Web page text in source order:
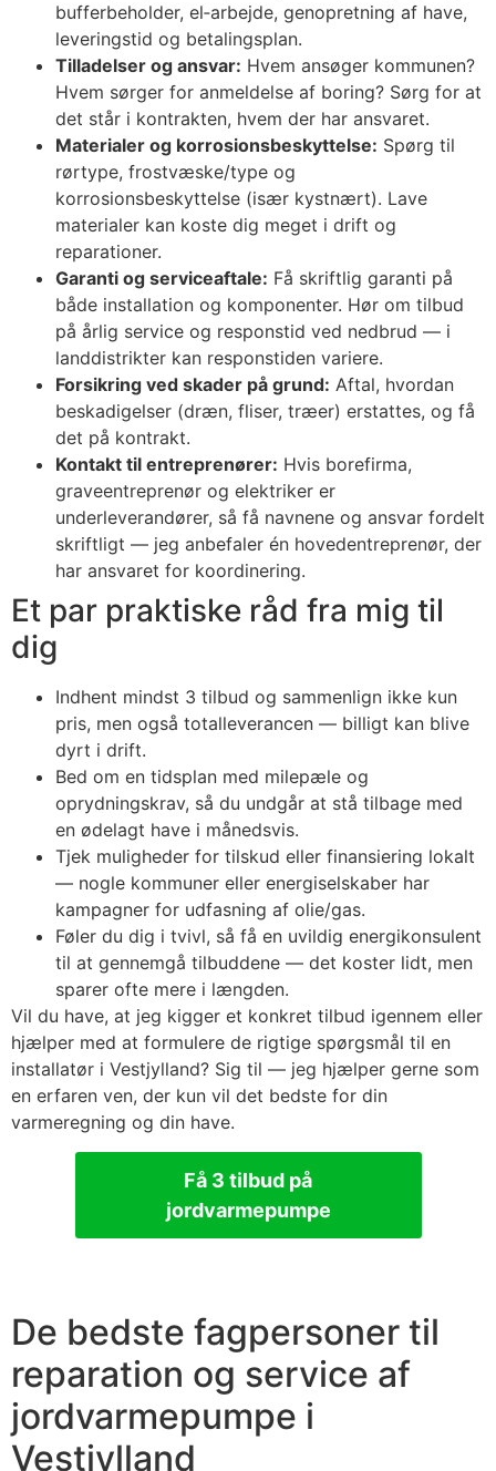
bufferbeholder, el‑arbejde, genopretning af have,
leveringstid og betalingsplan.
Tilladelser og ansvar: Hvem ansøger kommunen?
Hvem sørger for anmeldelse af boring? Sørg for at
det står i kontrakten, hvem der har ansvaret.
Materialer og korrosionsbeskyttelse: Spørg til
rørtype, frostvæske/type og
korrosionsbeskyttelse (især kystnært). Lave
materialer kan koste dig meget i drift og
reparationer.
Garanti og serviceaftale: Få skriftlig garanti på
både installation og komponenter. Hør om tilbud
på årlig service og responstid ved nedbrud — i
landdistrikter kan responstiden variere.
Forsikring ved skader på grund: Aftal, hvordan
beskadigelser (dræn, fliser, træer) erstattes, og få
det på kontrakt.
Kontakt til entreprenører: Hvis borefirma,
graveentreprenør og elektriker er
underleverandører, så få navnene og ansvar fordelt
skriftligt — jeg anbefaler én hovedentreprenør, der
har ansvaret for koordinering.
Et par praktiske råd fra mig til
dig
Indhent mindst 3 tilbud og sammenlign ikke kun
pris, men også totalleverancen — billigt kan blive
dyrt i drift.
Bed om en tidsplan med milepæle og
oprydningskrav, så du undgår at stå tilbage med
en ødelagt have i månedsvis.
Tjek muligheder for tilskud eller finansiering lokalt
— nogle kommuner eller energiselskaber har
kampagner for udfasning af olie/gas.
Føler du dig i tvivl, så få en uvildig energikonsulent
til at gennemgå tilbuddene — det koster lidt, men
sparer ofte mere i længden.
Vil du have, at jeg kigger et konkret tilbud igennem eller
hjælper med at formulere de rigtige spørgsmål til en
installatør i Vestjylland? Sig til — jeg hjælper gerne som
en erfaren ven, der kun vil det bedste for din
varmeregning og din have.
Få 3 tilbud på
jordvarmepumpe
De bedste fagpersoner til
reparation og service af
jordvarmepumpe i
Vestjylland